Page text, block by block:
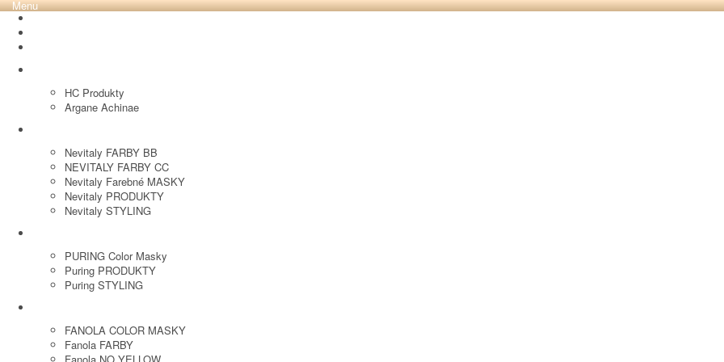
Menu
HC Produkty
Argane Achinae
Nevitaly FARBY BB
NEVITALY FARBY CC
Nevitaly Farebné MASKY
Nevitaly PRODUKTY
Nevitaly STYLING
PURING Color Masky
Puring PRODUKTY
Puring STYLING
FANOLA COLOR MASKY
Fanola FARBY